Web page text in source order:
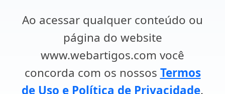
Ao acessar qualquer conteúdo ou
página do website
www.webartigos.com você
concorda com os nossos Termos
de Uso e Política de Privacidade.